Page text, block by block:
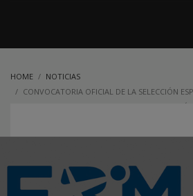
HOME
NOTICIAS
CONVOCATORIA OFICIAL DE LA SELECCIÓN
FEMENINA PARA LAS JORNADAS DE